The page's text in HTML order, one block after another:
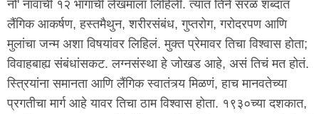
नो' नावाची १२ भागांची लेखमाला लिहिली. त्यात तिने सरळ शब्दांत
लैंगिक आकर्षण, हस्तमैथुन, शरीरसंबंध, गुप्तरोग, गरोदरपण आणि
मुलांचा जन्म अशा विषयांवर लिहिलं. मुक्त प्रेमावर तिचा विश्वास होता;
विवाहबाह्य संबंधांसकट. लग्नसंस्था हे जोखड आहे, असं तिचं मत होतं.
स्त्रियांना समानता आणि लैंगिक स्वातंत्र्य मिळणं, हाच मानवतेच्या
प्रगतीचा मार्ग आहे यावर तिचा ठाम विश्वास होता. १९३०च्या दशकात,